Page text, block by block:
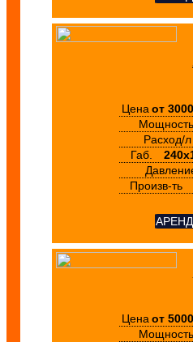
Цена от
Мощность.
Расход/л
Габ.
Произв-ть
Цена от